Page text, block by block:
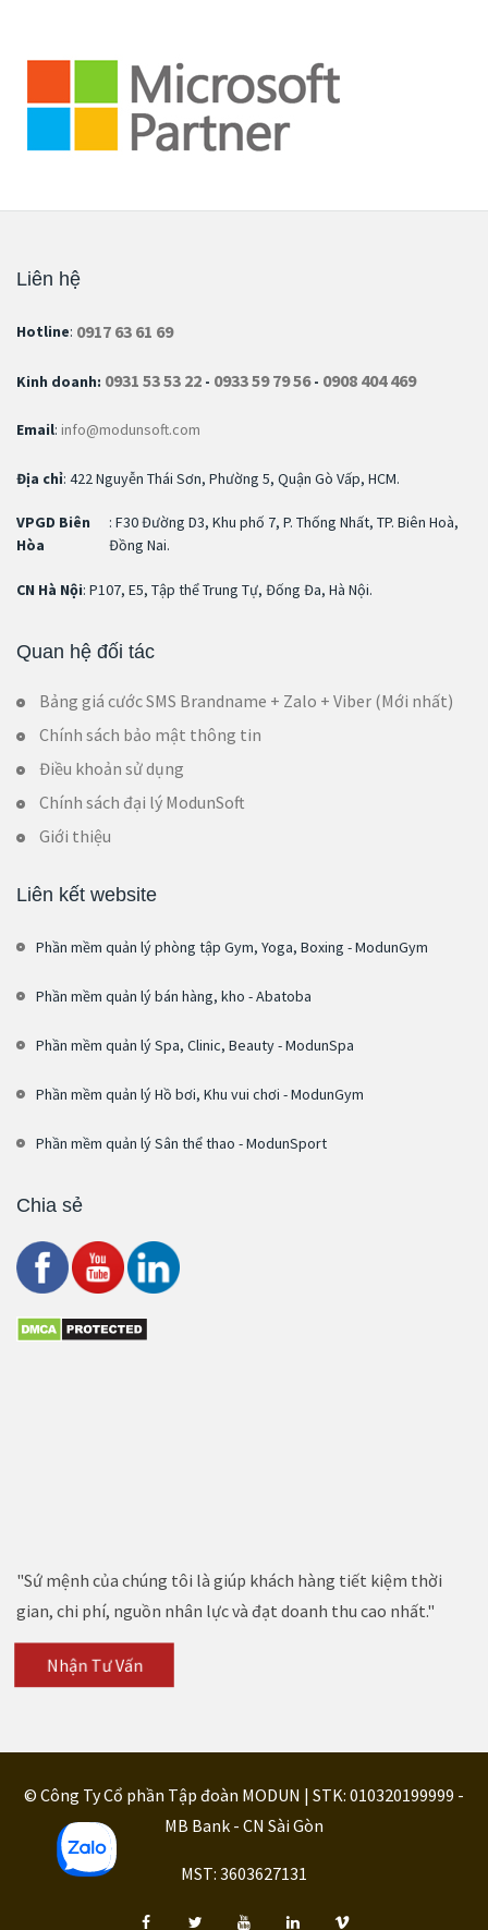
Liên hệ
Hotline: 0917 63 61 69
Kinh doanh: 0931 53 53 22 - 0933 59 79 56- 0908 404 469
Email: info@modunsoft.com
Địa chỉ: 422 Nguyễn Thái Sơn, Phường 5, Quận Gò Vấp, HCM.
VPGD Biên
Hòa
: F30 Đường D3, Khu phố 7, P. Thống Nhất, TP. Biên Hoà,
Đồng Nai.
CN Hà Nội: P107, E5, Tập thể Trung Tự, Đống Đa, Hà Nội.
Quan hệ đối tác
Bảng giá cước SMS Brandname + Zalo + Viber (Mới nhất)
Chính sách bảo mật thông tin
Điều khoản sử dụng
Chính sách đại lý ModunSoft
Giới thiệu
Liên kết website
Phần mềm quản lý phòng tập Gym, Yoga, Boxing - ModunGym
Phần mềm quản lý bán hàng, kho - Abatoba
Phần mềm quản lý Spa, Clinic, Beauty - ModunSpa
Phần mềm quản lý Hồ bơi, Khu vui chơi - ModunGym
Phần mềm quản lý Sân thể thao - ModunSport
Chia sẻ
"Sứ mệnh của chúng tôi là giúp khách hàng tiết kiệm thời
gian, chi phí, nguồn nhân lực và đạt doanh thu cao nhất."
Nhận Tư Vấn
© Công Ty Cổ phần Tập đoàn MODUN | STK: 010320199999 -
MB Bank - CN Sài Gòn
MST: 3603627131